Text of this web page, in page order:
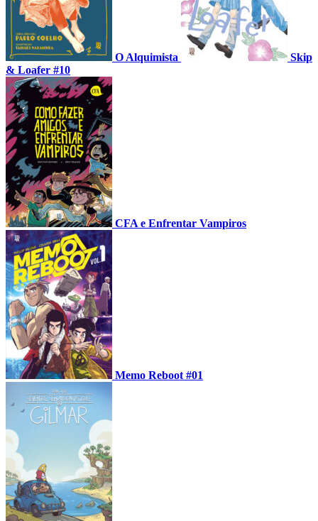
O Alquimista
Skip
& Loafer #10
CFA e Enfrentar Vampiros
Memo Reboot #01